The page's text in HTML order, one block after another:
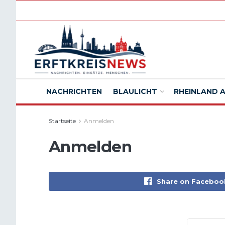
NACHRICHTEN BLAULICHT RHEINLAND
Startseite Anmelden
Anmelden
Share on